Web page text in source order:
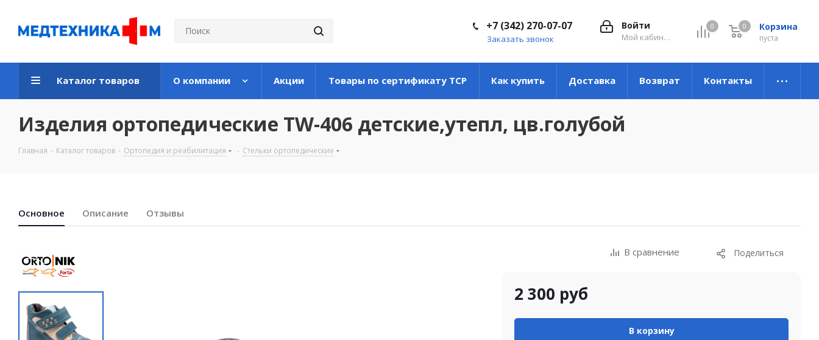
0 Корзина
0
пуста
0
Войти
Мой кабинет
+7 (342) 270-07-07
Заказать звонок
Каталог товаров О компании Акции Товары по сертификату ТСР Как купить Доставка Возврат Контакты
Изделия ортопедические TW-406 детские,утепл, цв.голубой
Главная - Каталог товаров - Ортопедия и реабилитация - Стельки ортопедические
Основноe Описание Отзывы
В сравнение Поделиться
2 300 руб
В корзину